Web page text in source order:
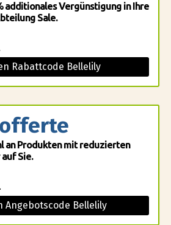
additionales Vergünstigung in Ihre
Sale.
Rabattcode Bellelily
offerte
an Produkten mit reduzierten
Sie.
Angebotscode Bellelily